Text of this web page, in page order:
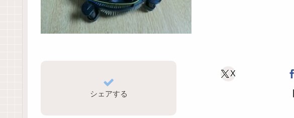
シェアする
X